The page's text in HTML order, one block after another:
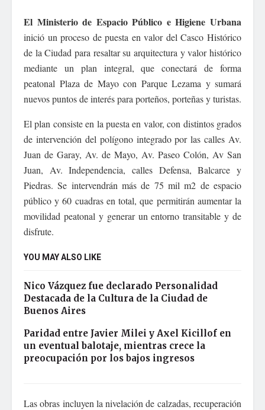
El Ministerio de Espacio Público e Higiene Urbana
inició un proceso de puesta en valor del Casco Histórico
de la Ciudad para resaltar su arquitectura y valor histórico
mediante un plan integral, que conectará de forma
peatonal Plaza de Mayo con Parque Lezama y sumará
nuevos puntos de interés para porteños, porteñas y turistas.
El plan consiste en la puesta en valor, con distintos grados
de intervención del polígono integrado por las calles Av.
Juan de Garay, Av. de Mayo, Av. Paseo Colón, Av San
Juan, Av. Independencia, calles Defensa, Balcarce y
Piedras. Se intervendrán más de 75 mil m2 de espacio
público y 60 cuadras en total, que permitirán aumentar la
movilidad peatonal y generar un entorno transitable y de
disfrute.
YOU MAY ALSO LIKE
Nico Vázquez fue declarado Personalidad
Destacada de la Cultura de la Ciudad de
Buenos Aires
Paridad entre Javier Milei y Axel Kicillof en
un eventual balotaje, mientras crece la
preocupación por los bajos ingresos
Las obras incluyen la nivelación de calzadas, recuperación